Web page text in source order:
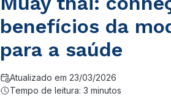
benefícios da
para a saúde
Atualizado em 23/03/2026
Tempo de leitura: 3 minutos